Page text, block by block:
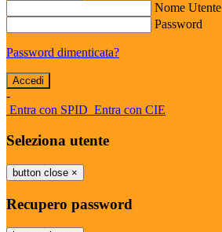
Nome Utente
Password
Password dimenticata?
-
Entra con SPID Entra con CIE
Seleziona utente
button close ×
Recupero password